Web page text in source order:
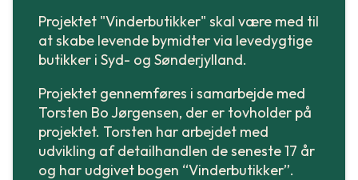
Projektet "Vinderbutikker" skal være med til
at skabe levende bymidter via levedygtige
butikker i Syd- og Sønderjylland.
Projektet gennemføres i samarbejde med
Torsten Bo Jørgensen, der er tovholder på
projektet. Torsten har arbejdet med
udvikling af detailhandlen de seneste 17 år
og har udgivet bogen “Vinderbutikker”.